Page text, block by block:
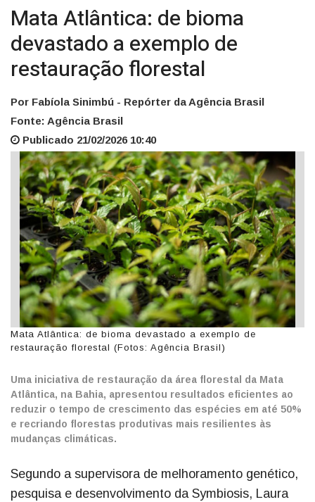
Mata Atlântica: de bioma
devastado a exemplo de
restauração florestal
Por Fabíola Sinimbú - Repórter da Agência Brasil
Fonte: Agência Brasil
Publicado 21/02/2026 10:40
Mata Atlântica: de bioma devastado a exemplo de
restauração florestal (Fotos: Agência Brasil)
Uma iniciativa de restauração da área florestal da Mata
Atlântica, na Bahia, apresentou resultados eficientes ao
reduzir o tempo de crescimento das espécies em até 50%
e recriando florestas produtivas mais resilientes às
mudanças climáticas.
Segundo a supervisora de melhoramento genético,
pesquisa e desenvolvimento da Symbiosis, Laura